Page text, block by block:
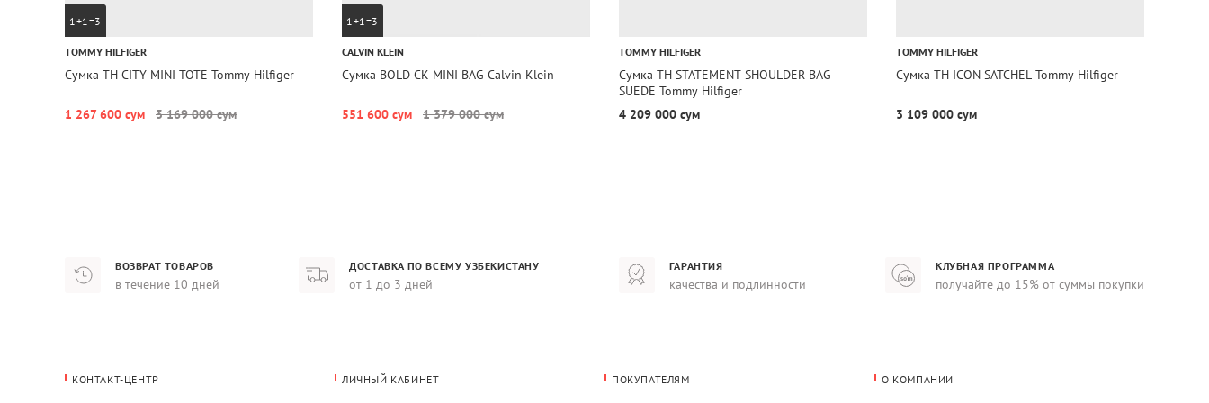
1+1=3
TOMMY HILFIGER
Сумка TH CITY MINI TOTE Tommy Hilfiger
1 267 600 сум 3 169 000 сум
1+1=3
CALVIN KLEIN
Сумка BOLD CK MINI BAG Calvin Klein
551 600 сум 1 379 000 сум
TOMMY HILFIGER
Сумка TH STATEMENT SHOULDER BAG
SUEDE Tommy Hilfiger
4 209 000 сум
TOMMY HILFIGER
Сумка TH ICON SATCHEL Tommy Hilfiger
3 109 000 сум
ВОЗВРАТ ТОВАРОВ
в течение 10 дней
ДОСТАВКА ПО ВСЕМУ УЗБЕКИСТАНУ
от 1 до 3 дней
ГАРАНТИЯ
качества и подлинности
КЛУБНАЯ ПРОГРАММА
получайте до 15% от суммы покупки
КОНТАКТ-ЦЕНТР ЛИЧНЫЙ КАБИНЕТ ПОКУПАТЕЛЯМ О КОМПАНИИ